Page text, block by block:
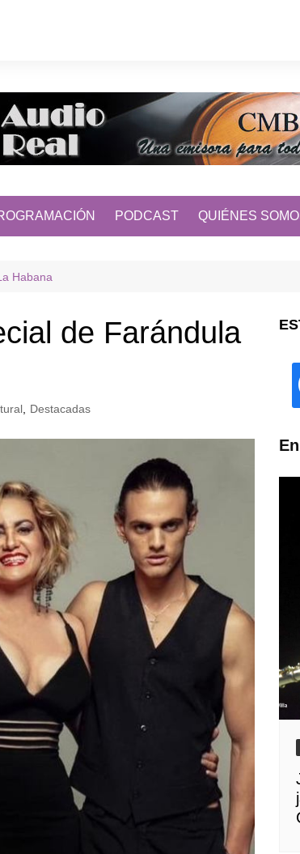
PODCAST QUIÉNES
Habana
de Farándula
Destacadas